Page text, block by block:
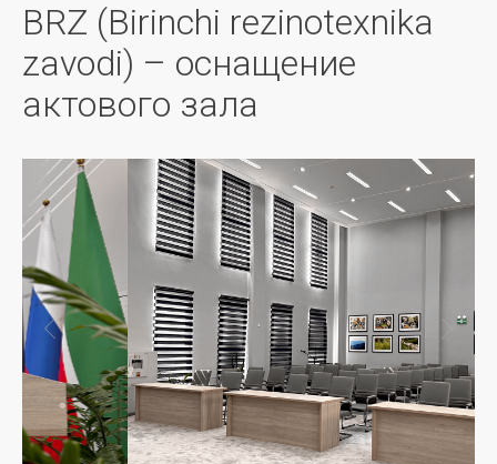
BRZ (Birinchi rezinotexnika
zavodi) – оснащение
актового зала